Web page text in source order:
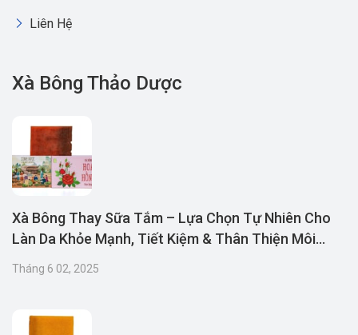
Liên Hệ
Xà Bông Thảo Dược
Xà Bông Thay Sữa Tắm – Lựa Chọn Tự Nhiên Cho
Làn Da Khỏe Mạnh, Tiết Kiệm & Thân Thiện Môi
Tháng 6 02, 2025